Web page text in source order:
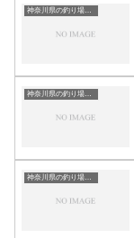
神奈川県の釣り場一覧
神奈川県の釣り場一覧
神奈川県の釣り場一覧